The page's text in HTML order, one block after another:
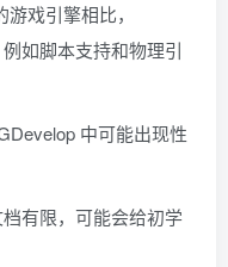
戏引擎相比，
如脚本支持和物理引
中可能出现性
有限，可能会给初学